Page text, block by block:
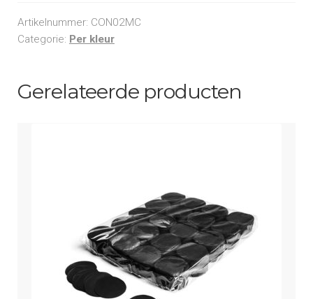
55mm
-
Artikelnummer: CON02MC
Categorie: Per kleur
Gerelateerde producten